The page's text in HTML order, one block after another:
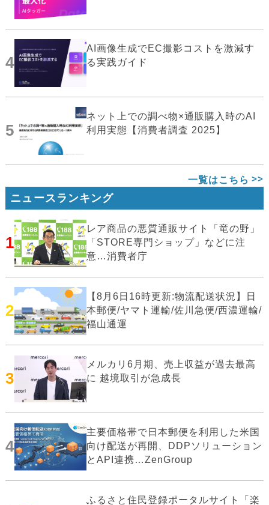
4
AI画像生成でEC撮影コストを激減す
る実践ガイド
5
ネット上での調べ物×通販購入時のAI
利用実態【消費者調査 2025】
一覧はこちら
ニュースランキング
1
レア商品の悪質通販サイト「竜の野」
「STORE専門ショップ」などに注
意…消費者庁
2
【8月6日16時更新:物流配送状況】日
本郵便/ヤマト運輸/佐川急便/西濃運輸/
福山通運
3
メルカリ6月期、売上収益が過去最高
に 越境取引が急成長
4
主要価格帯で日本郵便を利用した米国
向け配送が再開、DDPソリューション
とAPI連携…ZenGroup
ふるさと住民登録ポータルサイト「楽